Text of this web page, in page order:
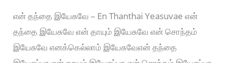
என் தந்தை இயேசுவே – En Thanthai Yeasuvae என்
தந்தை இயேசுவே என் தாயும் இயேசுவே என் சொந்தம்
இயேசுவே எனக்கெல்லாம் இயேசுவேஎன் தந்தை